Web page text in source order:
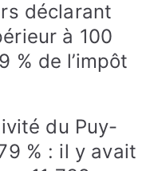
déclarant
à 100
% de l’impôt
du Puy-
% : il y avait